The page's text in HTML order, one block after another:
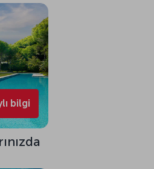
bilgi